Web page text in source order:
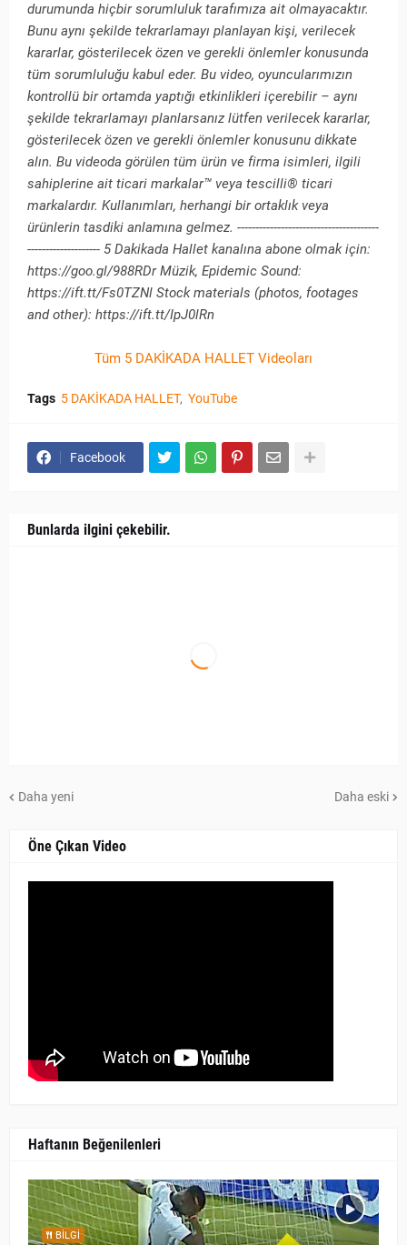
durumunda hiçbir sorumluluk tarafımıza ait olmayacaktır.
Bunu aynı şekilde tekrarlamayı planlayan kişi, verilecek
kararlar, gösterilecek özen ve gerekli önlemler konusunda
tüm sorumluluğu kabul eder. Bu video, oyuncularımızın
kontrollü bir ortamda yaptığı etkinlikleri içerebilir – aynı
şekilde tekrarlamayı planlarsanız lütfen verilecek kararlar,
gösterilecek özen ve gerekli önlemler konusunu dikkate
alın. Bu videoda görülen tüm ürün ve firma isimleri, ilgili
sahiplerine ait ticari markalar™ veya tescilli® ticari
markalardır. Kullanımları, herhangi bir ortaklık veya
ürünlerin tasdiki anlamına gelmez. ---------------------------------------
-------------------- 5 Dakikada Hallet kanalına abone olmak için:
https://goo.gl/988RDr Müzik, Epidemic Sound:
https://ift.tt/Fs0TZNl Stock materials (photos, footages
and other): https://ift.tt/IpJ0lRn
Tüm 5 DAKİKADA HALLET Videoları
Tags 5 DAKİKADA HALLET YouTube
Facebook
Bunlarda ilgini çekebilir.
Daha yeni Daha eski
Öne Çıkan Video
Haftanın Beğenilenleri
BILGI